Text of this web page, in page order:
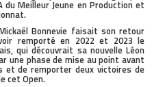
du Meilleur Jeune en Production et
Bonnevie faisait son retour
remporté en 2022 et 2023 le
qui découvrait sa nouvelle Léon
une phase de mise au point avant
et de remporter deux victoires de
cet Open.